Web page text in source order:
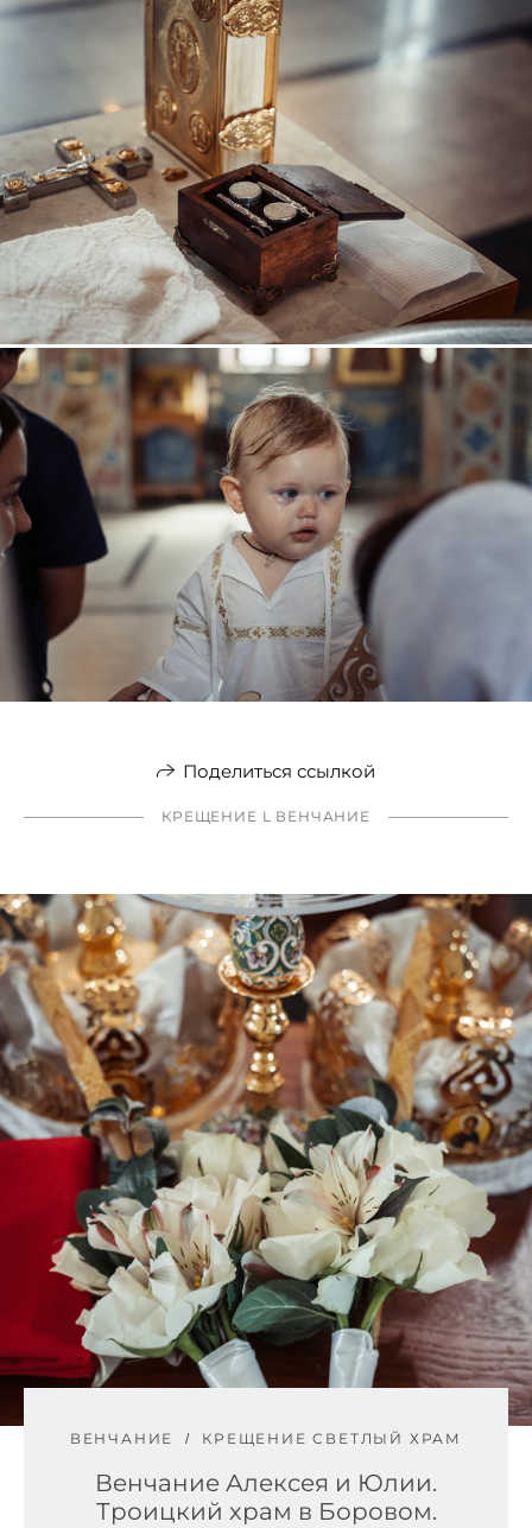
Поделиться ссылкой
КРЕЩЕНИЕ L ВЕНЧАНИЕ
ВЕНЧАНИЕ КРЕЩЕНИЕ СВЕТЛЫЙ ХРАМ
Венчание Алексея и Юлии.
Троицкий храм в Боровом.